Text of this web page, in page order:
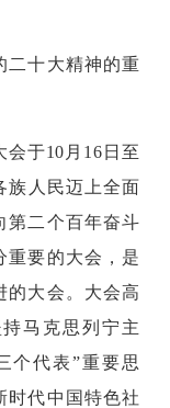
十大精神的重
于10月16日至
族人民迈上全面
第二个百年奋斗
重要的大会，是
的大会。大会高
马克思列宁主
个代表”重要思
时代中国特色社